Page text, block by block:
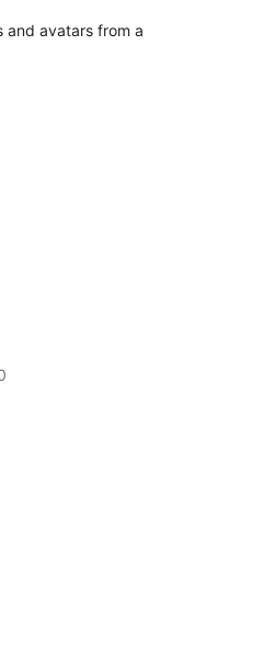
and avatars from a